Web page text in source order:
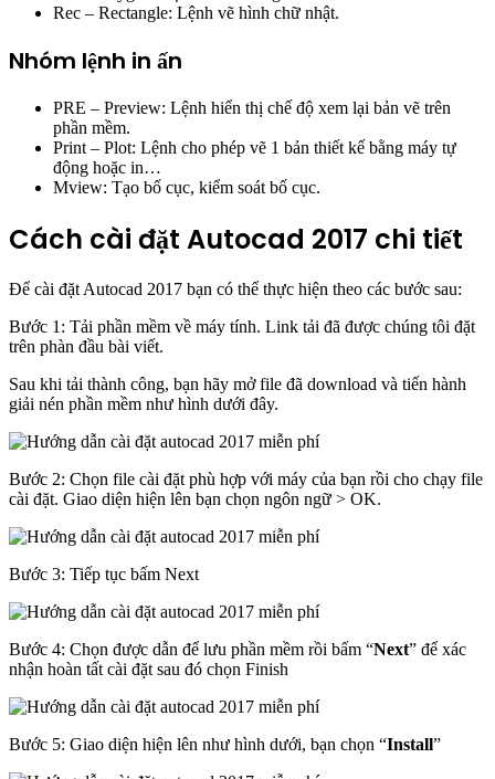
Rec – Rectangle: Lệnh vẽ hình chữ nhật.
Nhóm lệnh in ấn
PRE – Preview: Lệnh hiển thị chế độ xem lại bản vẽ trên
phần mềm.
Print – Plot: Lệnh cho phép vẽ 1 bản thiết kế bằng máy tự
động hoặc in…
Mview: Tạo bố cục, kiểm soát bố cục.
Cách cài đặt Autocad 2017 chi tiết
Để cài đặt Autocad 2017 bạn có thể thực hiện theo các bước sau:
Bước 1: Tải phần mềm về máy tính. Link tải đã được chúng tôi đặt
trên phàn đầu bài viết.
Sau khi tải thành công, bạn hãy mở file đã download và tiến hành
giải nén phần mềm như hình dưới đây.
Bước 2: Chọn file cài đặt phù hợp với máy của bạn rồi cho chạy file
cài đặt. Giao diện hiện lên bạn chọn ngôn ngữ > OK.
Bước 3: Tiếp tục bấm Next
Bước 4: Chọn được dẫn để lưu phần mềm rồi bấm “Next” để xác
nhận hoàn tất cài đặt sau đó chọn Finish
Bước 5: Giao diện hiện lên như hình dưới, bạn chọn “Install”